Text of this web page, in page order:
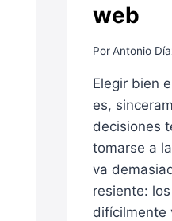
web
Por Antonio
Elegir bien
es,
decisiones
tomarse a
va
resiente:
difícilmente